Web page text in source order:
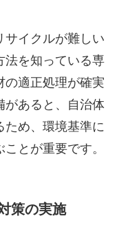
サイクルが難しい
法を知っている専
の適正処理が確実
があると、自治体
ため、環境基準に
とが重要です。
策の実施